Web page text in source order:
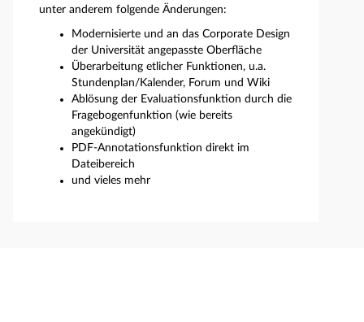
unter anderem folgende Änderungen:
Modernisierte und an das Corporate Design
der Universität angepasste Oberfläche
Überarbeitung etlicher Funktionen, u.a.
Stundenplan/Kalender, Forum und Wiki
Ablösung der Evaluationsfunktion durch die
Fragebogenfunktion (wie bereits
angekündigt)
PDF-Annotationsfunktion direkt im
Dateibereich
und vieles mehr